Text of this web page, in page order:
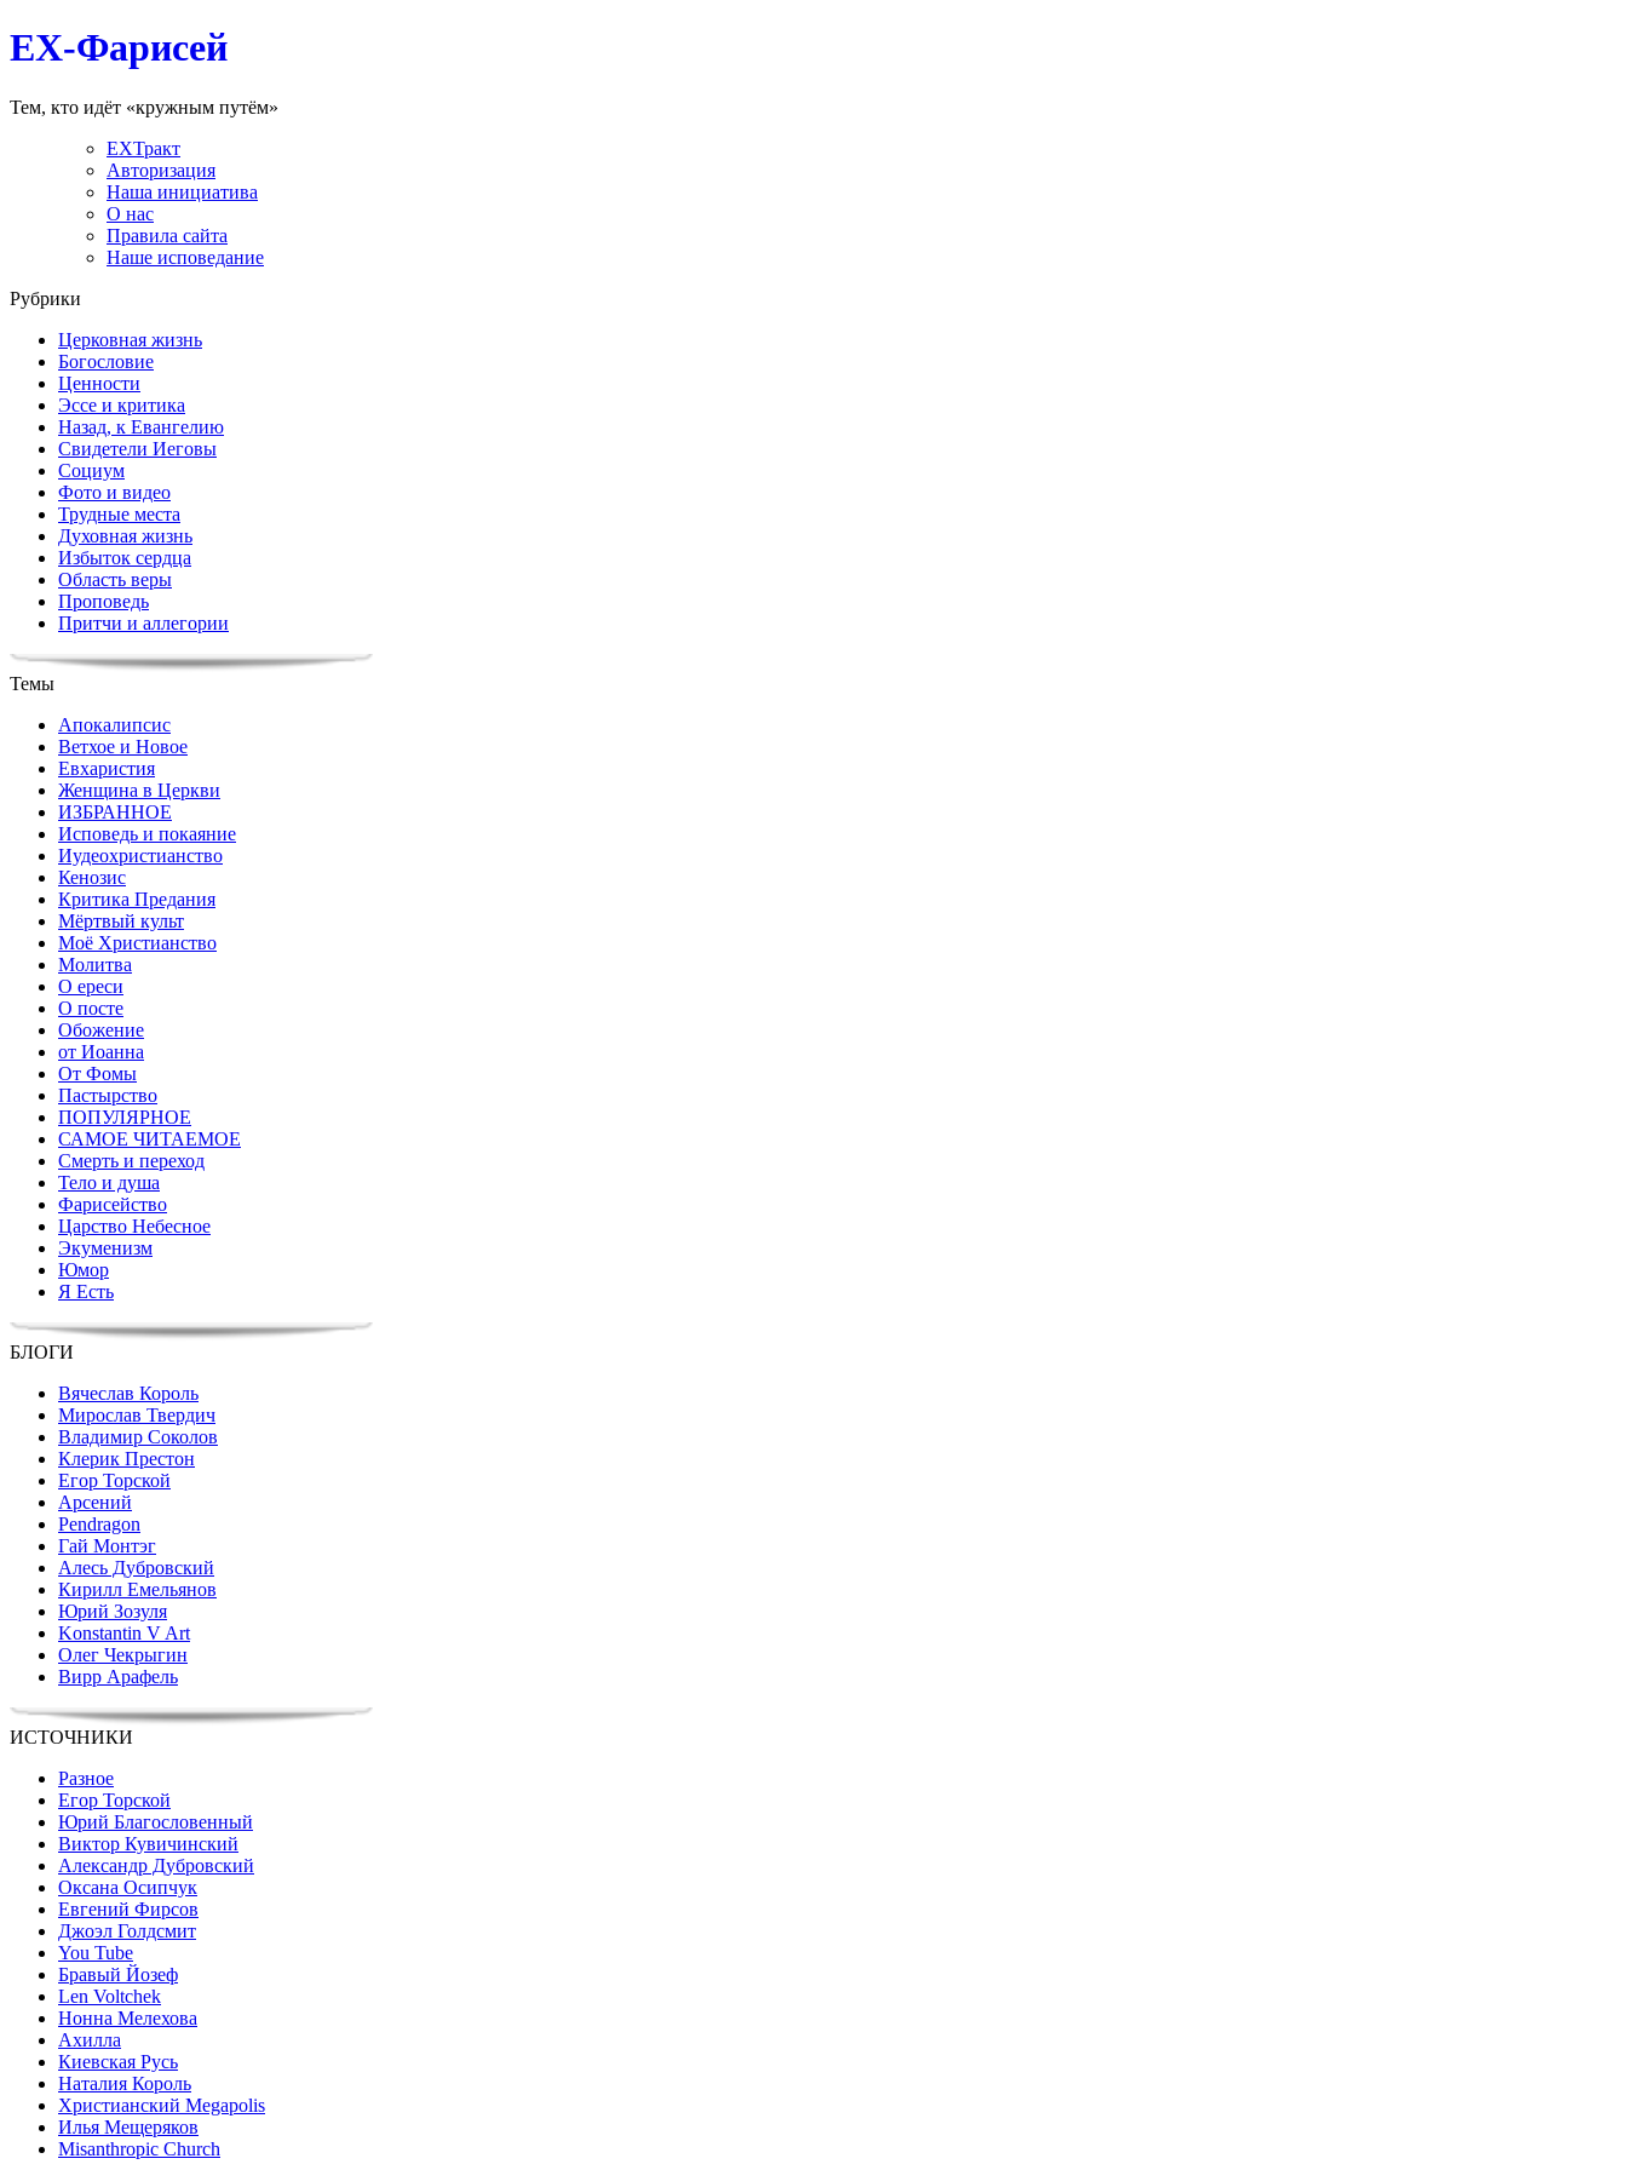
EX-Фарисей
Тем, кто идёт «кружным путём»
EXТракт
Авторизация
Наша инициатива
О нас
Правила сайта
Наше исповедание
Рубрики
Церковная жизнь
Богословие
Ценности
Эссе и критика
Назад, к Евангелию
Свидетели Иеговы
Социум
Фото и видео
Трудные места
Духовная жизнь
Избыток сердца
Область веры
Проповедь
Притчи и аллегории
Темы
Апокалипсис
Ветхое и Новое
Евхаристия
Женщина в Церкви
ИЗБРАННОЕ
Исповедь и покаяние
Иудеохристианство
Кенозис
Критика Предания
Мёртвый культ
Моё Христианство
Молитва
О ереси
О посте
Обожение
от Иоанна
От Фомы
Пастырство
ПОПУЛЯРНОЕ
САМОЕ ЧИТАЕМОЕ
Смерть и переход
Тело и душа
Фарисейство
Царство Небесное
Экуменизм
Юмор
Я Есть
БЛОГИ
Вячеслав Король
Мирослав Твердич
Владимир Соколов
Клерик Престон
Егор Topской
Арсений
Pendragon
Гай Монтэг
Алесь Дубровский
Кирилл Емельянов
Юрий Зозуля
Konstantin V Art
Олег Чекрыгин
Вирр Арафель
ИСТОЧНИКИ
Разное
Егор Торской
Юрий Благословенный
Виктор Кувичинский
Александр Дубровский
Оксана Осипчук
Евгений Фирсов
Джоэл Голдсмит
You Tube
Бравый Йозеф
Len Voltchek
Нонна Мелехова
Ахилла
Киевская Русь
Наталия Король
Христианский Megapolis
Илья Мещеряков
Misanthropic Church